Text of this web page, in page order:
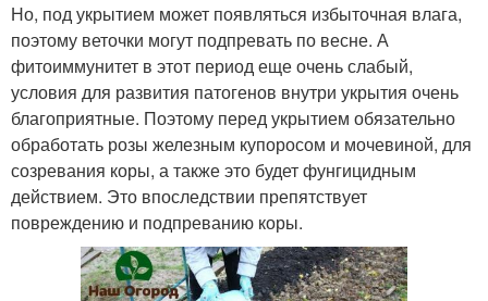
Но, под укрытием может появляться избыточная влага,
поэтому веточки могут подпревать по весне. А
фитоиммунитет в этот период еще очень слабый,
условия для развития патогенов внутри укрытия очень
благоприятные. Поэтому перед укрытием обязательно
обработать розы железным купоросом и мочевиной, для
созревания коры, а также это будет фунгицидным
действием. Это впоследствии препятствует
повреждению и подпреванию коры.